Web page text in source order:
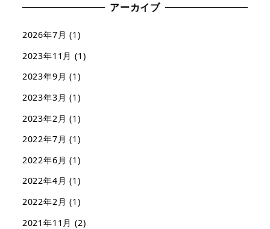
アーカイブ
2026年7月 (1)
2023年11月 (1)
2023年9月 (1)
2023年3月 (1)
2023年2月 (1)
2022年7月 (1)
2022年6月 (1)
2022年4月 (1)
2022年2月 (1)
2021年11月 (2)